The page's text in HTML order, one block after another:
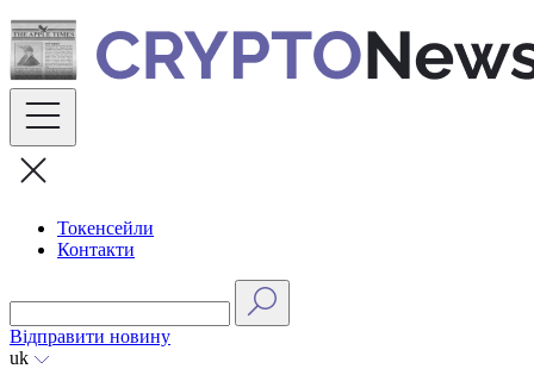
Skip
to
content
Токенсейли
Контакти
Відправити новину
uk